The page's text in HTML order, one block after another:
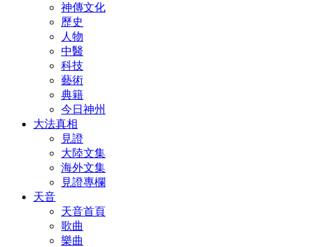
神傳文化
歷史
人物
中醫
科技
藝術
典籍
今日神州
大法真相
見證
大陸文集
海外文集
見證專欄
天音
天音首頁
歌曲
樂曲